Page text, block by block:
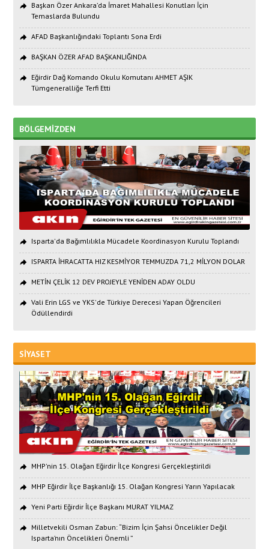
Başkan Özer Ankara’da İmaret Mahallesi Konutları İçin
Temaslarda Bulundu
AFAD Başkanlığındaki Toplantı Sona Erdi
BAŞKAN ÖZER AFAD BAŞKANLIĞINDA
Eğirdir Dağ Komando Okulu Komutanı AHMET AŞIK
Tümgeneralliğe Terfi Etti
BÖLGEMİZDEN
Isparta'da Bağımlılıkla Mücadele Koordinasyon Kurulu Toplandı
ISPARTA İHRACATTA HIZ KESMİYOR TEMMUZDA 71,2 MİLYON DOLAR
METİN ÇELİK 12 DEV PROJEYLE YENİDEN ADAY OLDU
Vali Erin LGS ve YKS'de Türkiye Derecesi Yapan Öğrencileri
Ödüllendirdi
SİYASET
MHP'nin 15. Olağan Eğirdir İlçe Kongresi Gerçekleştirildi
MHP Eğirdir İlçe Başkanlığı 15. Olağan Kongresi Yarın Yapılacak
Yeni Parti Eğirdir İlçe Başkanı MURAT YILMAZ
Milletvekili Osman Zabun: “Bizim İçin Şahsi Öncelikler Değil
Isparta’nın Öncelikleri Önemli ”